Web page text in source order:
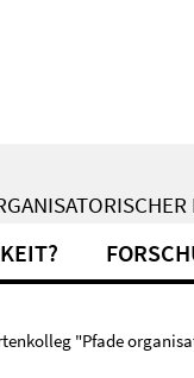
"Pfade